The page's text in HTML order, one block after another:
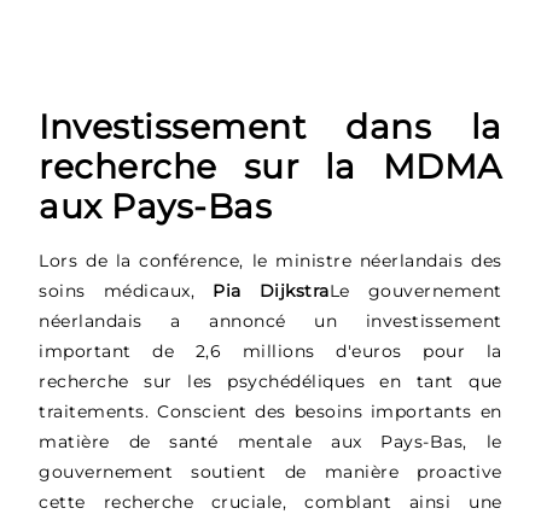
Investissement dans la
recherche sur la MDMA
aux Pays-Bas
Lors de la conférence, le ministre néerlandais des
soins médicaux, Pia DijkstraLe gouvernement
néerlandais a annoncé un investissement
important de 2,6 millions d'euros pour la
recherche sur les psychédéliques en tant que
traitements. Conscient des besoins importants en
matière de santé mentale aux Pays-Bas, le
gouvernement soutient de manière proactive
cette recherche cruciale, comblant ainsi une